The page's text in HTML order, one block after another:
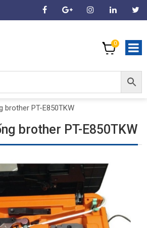
0
brother PT-E850TKW
brother PT-E850TKW